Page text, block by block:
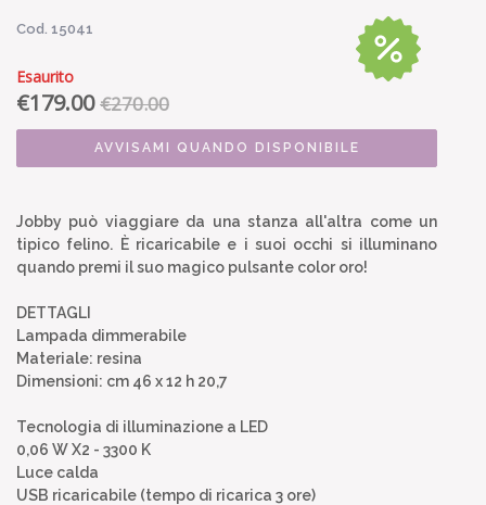
Cod. 15041
Esaurito
€179.00 €270.00
AVVISAMI QUANDO DISPONIBILE
Jobby può viaggiare da una stanza all'altra come un
tipico felino. È ricaricabile e i suoi occhi si illuminano
quando premi il suo magico pulsante color oro!
DETTAGLI
Lampada dimmerabile
Materiale: resina
Dimensioni: cm 46 x 12 h 20,7
Tecnologia di illuminazione a LED
0,06 W X2 - 3300 K
Luce calda
USB ricaricabile (tempo di ricarica 3 ore)